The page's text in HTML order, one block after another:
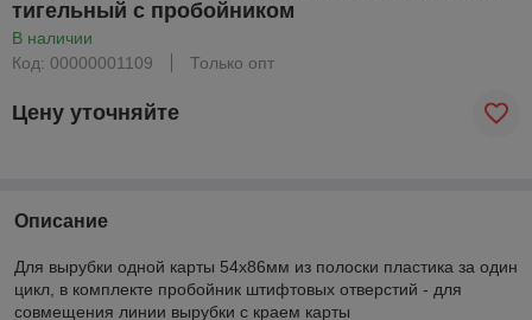
тигельный с пробойником
В наличии
Код: 00000001109
Только опт
Цену уточняйте
Описание
Для вырубки одной карты 54х86мм из полоски пластика за один
цикл, в комплекте пробойник штифтовых отверстий - для
совмещения линии вырубки с краем карты